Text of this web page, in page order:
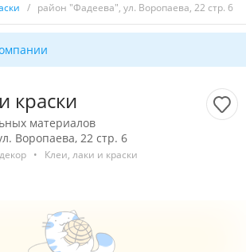
/ район "Фадеева", ул. Воропаева, 22 стр. 6
краски
материалов
Воропаева, 22 стр. 6
• Клеи, лаки и краски